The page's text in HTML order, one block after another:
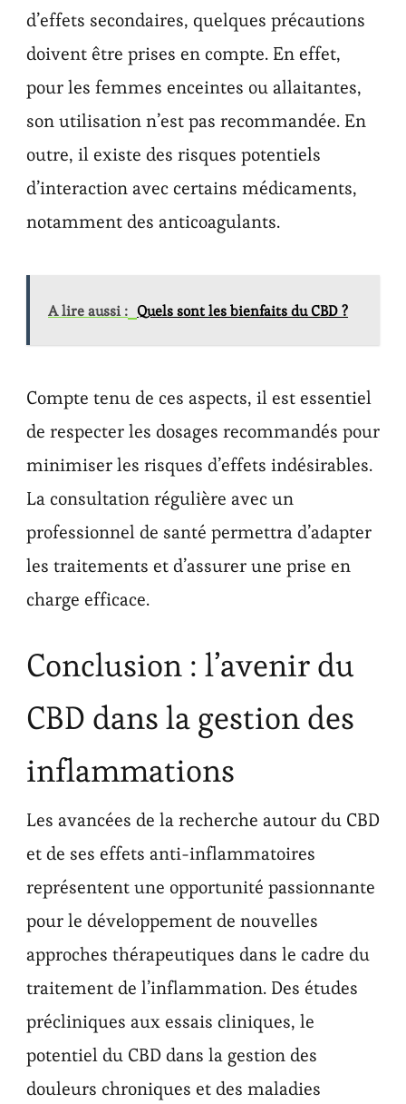
d’effets secondaires, quelques précautions
doivent être prises en compte. En effet,
pour les femmes enceintes ou allaitantes,
son utilisation n’est pas recommandée. En
outre, il existe des risques potentiels
d’interaction avec certains médicaments,
notamment des anticoagulants.
A lire aussi : Quels sont les bienfaits du CBD ?
Compte tenu de ces aspects, il est essentiel
de respecter les dosages recommandés pour
minimiser les risques d’effets indésirables.
La consultation régulière avec un
professionnel de santé permettra d’adapter
les traitements et d’assurer une prise en
charge efficace.
Conclusion : l’avenir du
CBD dans la gestion des
inflammations
Les avancées de la recherche autour du CBD
et de ses effets anti-inflammatoires
représentent une opportunité passionnante
pour le développement de nouvelles
approches thérapeutiques dans le cadre du
traitement de l’inflammation. Des études
précliniques aux essais cliniques, le
potentiel du CBD dans la gestion des
douleurs chroniques et des maladies